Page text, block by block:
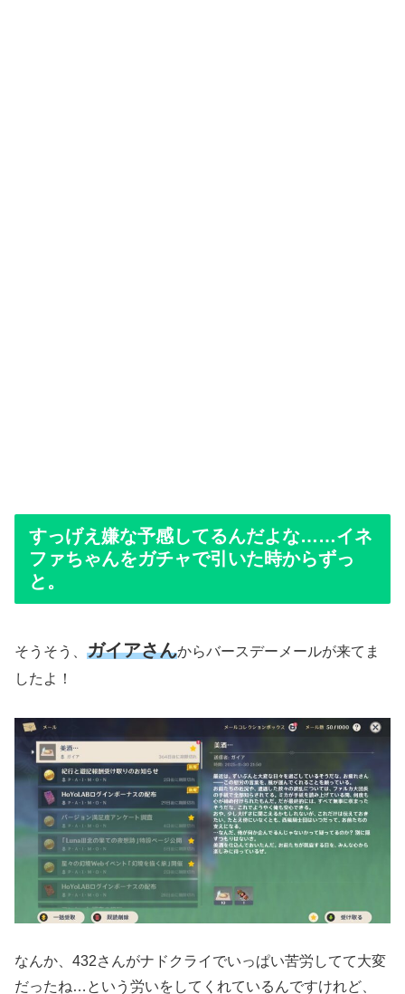
すっげえ嫌な予感してるんだよな……イネ
ファちゃんをガチャで引いた時からずっ
と。
そうそう、 ガイアさんからバースデーメールが来てま
したよ！
なんか、432さんがナドクライでいっぱい苦労してて大変
だったね…という労いをしてくれているんですけれど、